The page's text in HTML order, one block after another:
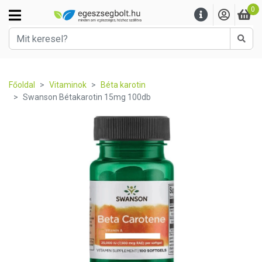
0
Főoldal Vitaminok
Béta karotin
Swanson Bétakarotin 15mg 100db